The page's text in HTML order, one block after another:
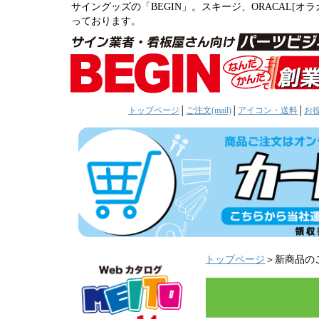
サイングッズの「BEGIN」。スキージ、ORACAL[オ
っております。
トップページ ご注文(mail) アイコン・送料 お
トップページ ＞新商品の